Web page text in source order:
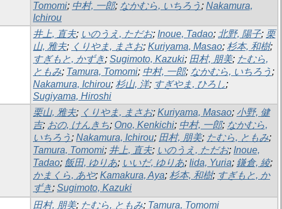
Tomomi; 中村, 一郎; なかむら, いちろう ; Nakamura,
Ichirou
井上, 直夫; いのうえ, ただお; Inoue, Tadao; 北野, 陽子; 栗
山, 雅夫; くりやま, まさお; Kuriyama, Masao; 杉本, 和樹;
すぎもと, かずき; Sugimoto, Kazuki; 田村, 朋美; たむら,
ともみ; Tamura, Tomomi; 中村, 一郎; なかむら, いちろう ;
Nakamura, Ichirou; 杉山, 洋; すぎやま, ひろし;
Sugiyama, Hiroshi
栗山, 雅夫; くりやま, まさお; Kuriyama, Masao; 小野, 健
吉; おの, けんきち; Ono, Kenkichi; 中村, 一郎; なかむら,
いちろう ; Nakamura, Ichirou; 田村, 朋美; たむら, ともみ;
Tamura, Tomomi; 井上, 直夫; いのうえ, ただお; Inoue,
Tadao; 飯田, ゆりあ; いいだ, ゆりあ; Iida, Yuria; 鎌倉, 綾;
かまくら, あや; Kamakura, Aya; 杉本, 和樹; すぎもと, か
ずき; Sugimoto, Kazuki
田村, 朋美; たむら, ともみ; Tamura, Tomomi